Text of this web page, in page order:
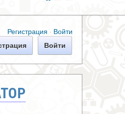
Регистрация · Войти
Войти